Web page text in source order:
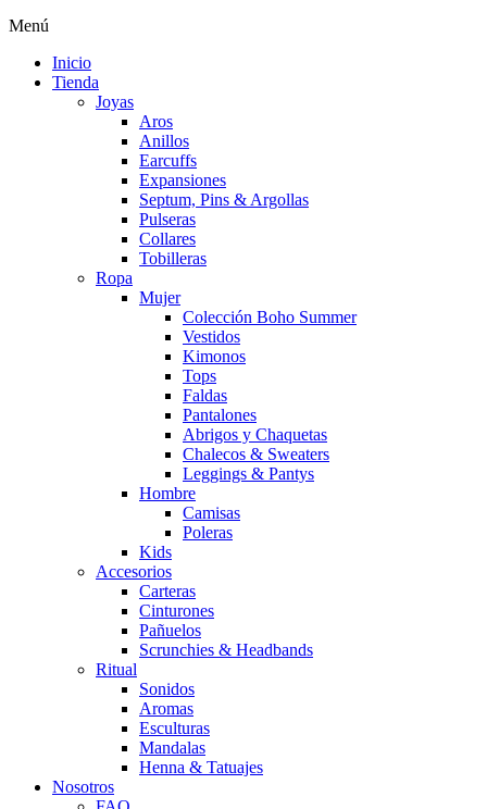
Menú
Inicio
Tienda
Joyas
Aros
Anillos
Earcuffs
Expansiones
Septum, Pins & Argollas
Pulseras
Collares
Tobilleras
Ropa
Mujer
Colección Boho Summer
Vestidos
Kimonos
Tops
Faldas
Pantalones
Abrigos y Chaquetas
Chalecos & Sweaters
Leggings & Pantys
Hombre
Camisas
Poleras
Kids
Accesorios
Carteras
Cinturones
Pañuelos
Scrunchies & Headbands
Ritual
Sonidos
Aromas
Esculturas
Mandalas
Henna & Tatuajes
Nosotros